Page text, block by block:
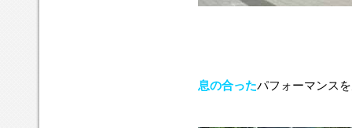
息の合ったパフォーマンス